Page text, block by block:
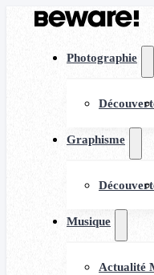
Photographie
Graphisme
Musique
Actualité